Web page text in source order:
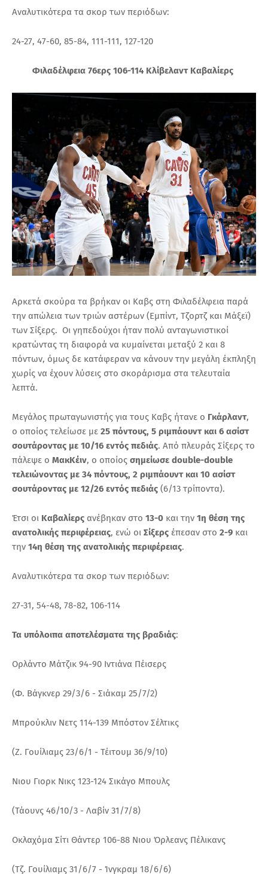
Αναλυτικότερα τα σκορ των περιόδων:
24-27, 47-60, 85-84, 111-111, 127-120
Φιλαδέλφεια 76ερς 106-114 Κλίβελαντ Καβαλίερς
Αρκετά σκούρα τα βρήκαν οι Καβς στη Φιλαδέλφεια παρά
την απώλεια των τριών αστέρων (Εμπίντ, Τζορτζ και Μάξεϊ)
των Σίξερς. Οι γηπεδούχοι ήταν πολύ ανταγωνιστικοί
κρατώντας τη διαφορά να κυμαίνεται μεταξύ 2 και 8
πόντων, όμως δε κατάφεραν να κάνουν την μεγάλη έκπληξη
χωρίς να έχουν λύσεις στο σκοράρισμα στα τελευταία
λεπτά.
Μεγάλος πρωταγωνιστής για τους Καβς ήτανε ο Γκάρλαντ,
ο οποίος τελείωσε με 25 πόντους, 5 ριμπάουντ και 6 ασίστ
σουτάροντας με 10/16 εντός πεδιάς. Από πλευράς Σίξερς το
πάλεψε ο ΜακΚέιν, ο οποίος σημείωσε double-double
τελειώνοντας με 34 πόντους, 2 ριμπάουντ και 10 ασίστ
σουτάροντας με 12/26 εντός πεδιάς (6/13 τρίποντα).
Έτσι οι Καβαλίερς ανέβηκαν στο 13-0 και την 1η θέση της
ανατολικής περιφέρειας, ενώ οι Σίξερς έπεσαν στο 2-9 και
την 14η θέση της ανατολικής περιφέρειας.
Αναλυτικότερα τα σκορ των περιόδων:
27-31, 54-48, 78-82, 106-114
Τα υπόλοιπα αποτελέσματα της βραδιάς:
Ορλάντο Μάτζικ 94-90 Ιντιάνα Πέισερς
(Φ. Βάγκνερ 29/3/6 - Σιάκαμ 25/7/2)
Μπρούκλιν Νετς 114-139 Μπόστον Σέλτικς
(Ζ. Γουίλιαμς 23/6/1 - Τέιτουμ 36/9/10)
Νιου Γιορκ Νικς 123-124 Σικάγο Μπουλς
(Τάουνς 46/10/3 - Λαβίν 31/7/8)
Οκλαχόμα Σίτι Θάντερ 106-88 Νιου Όρλεανς Πέλικανς
(Τζ. Γουίλιαμς 31/6/7 - Ίνγκραμ 18/6/6)